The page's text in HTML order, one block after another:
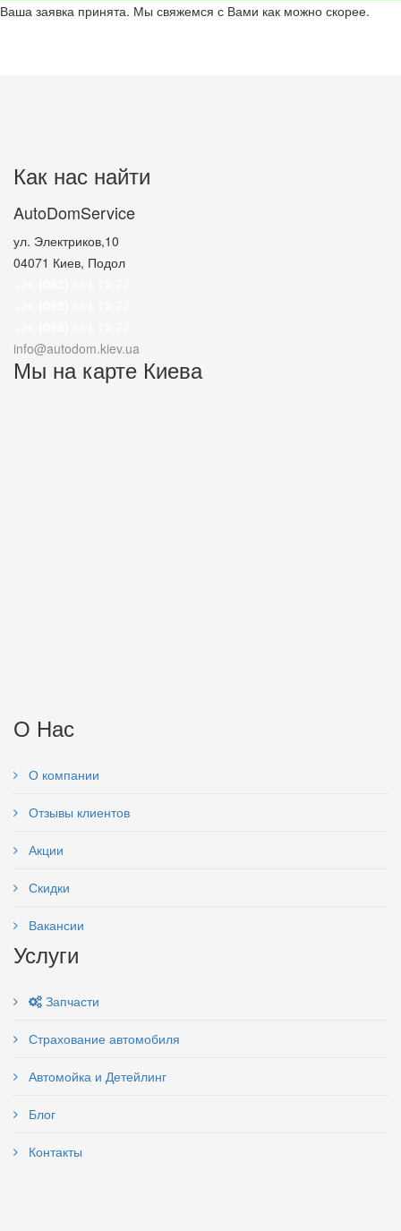
Ваша заявка принята. Мы свяжемся с Вами как можно скорее.
Как нас найти
AutoDomService
ул. Электриков,10
04071 Киев, Подол
info@autodom.kiev.ua
Мы на карте Киева
О Нас
О компании
Отзывы клиентов
Акции
Скидки
Вакансии
Услуги
Запчасти
Страхование автомобиля
Автомойка и Детейлинг
Блог
Контакты